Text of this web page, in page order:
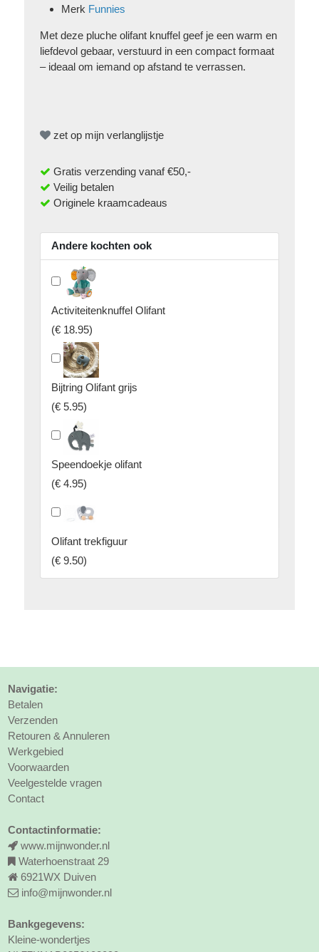
Merk Funnies
Met deze pluche olifant knuffel geef je een warm en
liefdevol gebaar, verstuurd in een compact formaat
– ideaal om iemand op afstand te verrassen.
zet op mijn verlanglijstje
Gratis verzending vanaf €50,-
Veilig betalen
Originele kraamcadeaus
Andere kochten ook
Activiteitenknuffel Olifant
(€ 18.95)
Bijtring Olifant grijs
(€ 5.95)
Speendoekje olifant
(€ 4.95)
Olifant trekfiguur
(€ 9.50)
Navigatie:
Betalen
Verzenden
Retouren & Annuleren
Werkgebied
Voorwaarden
Veelgestelde vragen
Contact
Contactinformatie:
www.mijnwonder.nl
Waterhoenstraat 29
6921WX Duiven
info@mijnwonder.nl
Bankgegevens:
Kleine-wondertjes